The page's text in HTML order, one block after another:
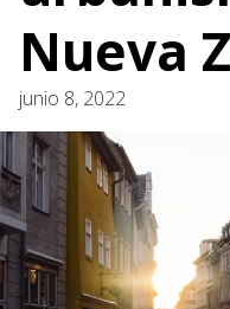
Nueva
junio 8, 2022